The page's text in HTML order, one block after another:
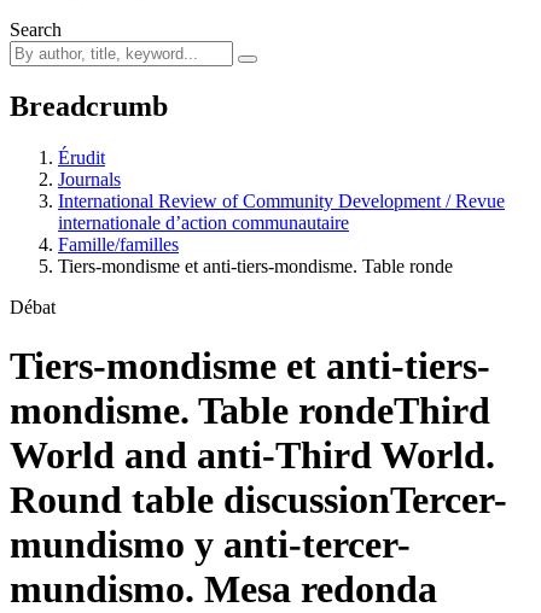
Search
Breadcrumb
Érudit
Journals
International Review of Community Development / Revue
internationale d’action communautaire
Famille/familles
Tiers-mondisme et anti-tiers-mondisme. Table ronde
Débat
Tiers-mondisme et anti-tiers-
mondisme. Table rondeThird
World and anti-Third World.
Round table discussionTercer-
mundismo y anti-tercer-
mundismo. Mesa redonda